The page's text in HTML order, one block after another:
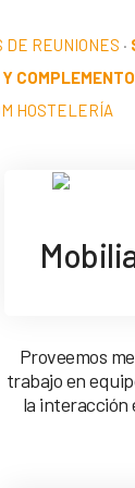
DE REUNIONES ·
HOSTELERÍA
Proveemos
trabajo en
la interacción